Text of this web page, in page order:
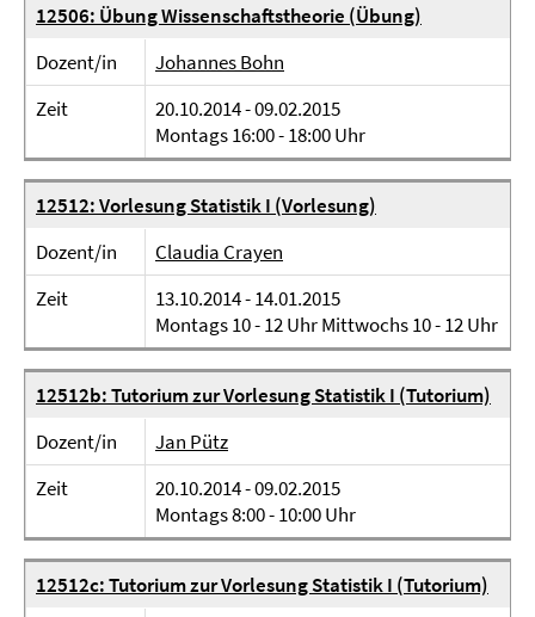
12506: Übung Wissenschaftstheorie (Übung)
Dozent/in
Johannes Bohn
Zeit
20.10.2014 - 09.02.2015
Montags 16:00 - 18:00 Uhr
12512: Vorlesung Statistik I (Vorlesung)
Dozent/in
Claudia Crayen
Zeit
13.10.2014 - 14.01.2015
Montags 10 - 12 Uhr Mittwochs 10 - 12 Uhr
12512b: Tutorium zur Vorlesung Statistik I (Tutorium)
Dozent/in
Jan Pütz
Zeit
20.10.2014 - 09.02.2015
Montags 8:00 - 10:00 Uhr
12512c: Tutorium zur Vorlesung Statistik I (Tutorium)